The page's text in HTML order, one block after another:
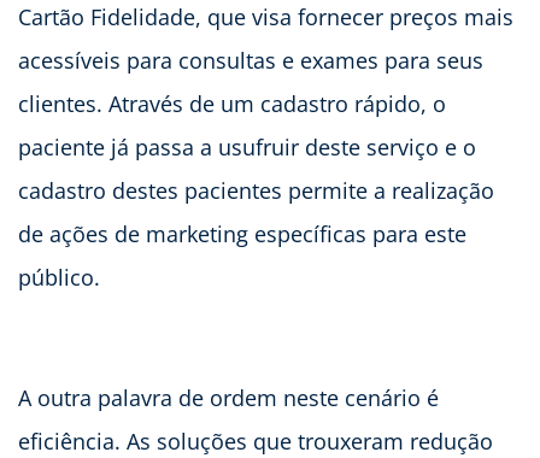
Cartão Fidelidade, que visa fornecer preços mais
acessíveis para consultas e exames para seus
clientes. Através de um cadastro rápido, o
paciente já passa a usufruir deste serviço e o
cadastro destes pacientes permite a realização
de ações de marketing específicas para este
público.
A outra palavra de ordem neste cenário é
eficiência. As soluções que trouxeram redução